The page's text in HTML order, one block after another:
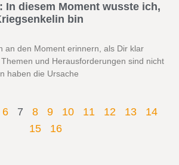
In diesem Moment wusste ich,
bin
an den Moment erinnern, als Dir klar
und Herausforderungen sind nicht
haben die Ursache
6 7 8 9 10 11 12 13
14
15
16